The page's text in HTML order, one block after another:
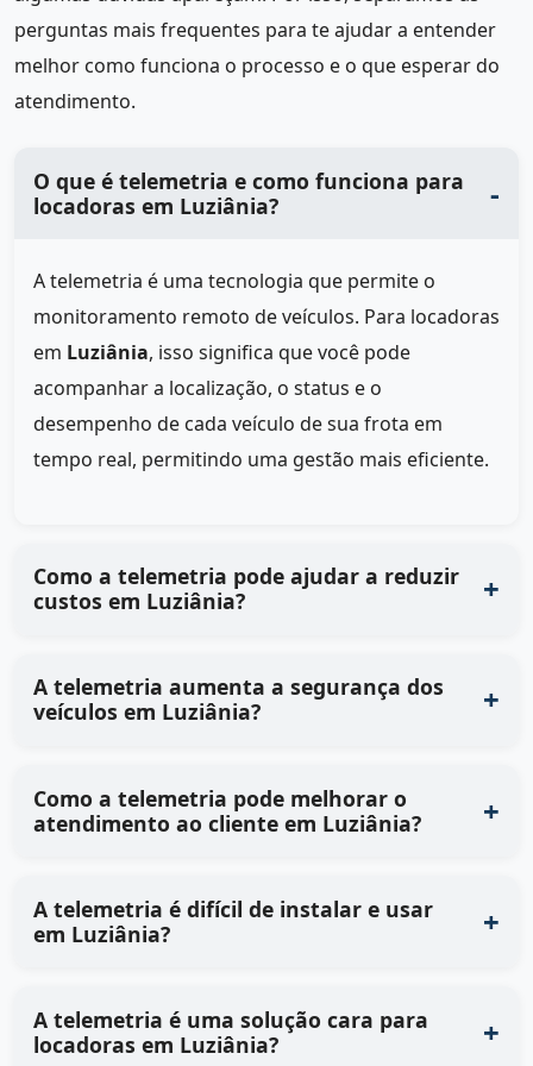
perguntas mais frequentes para te ajudar a entender
melhor como funciona o processo e o que esperar do
atendimento.
O que é telemetria e como funciona para
locadoras em Luziânia?
A telemetria é uma tecnologia que permite o
monitoramento remoto de veículos. Para locadoras
em Luziânia, isso significa que você pode
acompanhar a localização, o status e o
desempenho de cada veículo de sua frota em
tempo real, permitindo uma gestão mais eficiente.
Como a telemetria pode ajudar a reduzir
custos em Luziânia?
A telemetria aumenta a segurança dos
veículos em Luziânia?
Como a telemetria pode melhorar o
atendimento ao cliente em Luziânia?
A telemetria é difícil de instalar e usar
em Luziânia?
A telemetria é uma solução cara para
locadoras em Luziânia?